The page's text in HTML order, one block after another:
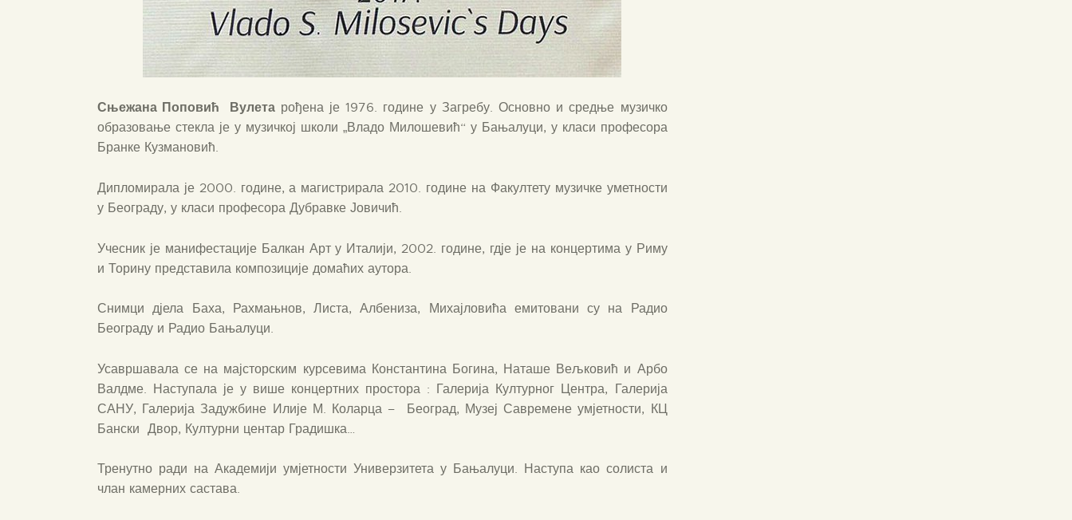
Сњежана Поповић Вулетарођена је 1976. године у Загребу. Основно и средње музичко
образовање стекла је у музичкој школи „Владо Милошевић“ у Бањалуци, у класи професора
Бранке Кузмановић.
Дипломирала је 2000. године, а магистрирала 2010. године на Факултету музичке уметности
у Београду, у класи професора Дубравке Јовичић.
Учесник је манифестације Балкан Арт у Италији, 2002. године, гдје је на концертима у Риму
и Торину представила композиције домаћих аутора.
Снимци дјела Баха, Рахмањнов, Листа, Албениза, Михајловића емитовани су на Радио
Београду и Радио Бањалуци.
Усавршавала се на мајсторским курсевима Константина Богина, Наташе Вељковић и Арбо
Валдме. Наступала је у више концертних простора : Галерија Културног Центра, Галерија
САНУ, Галерија Задужбине Илије М. Коларца – Београд, Музеј Савремене умјетности, КЦ
Бански Двор, Културни центар Градишка…
Тренутно ради на Академији умјетности Универзитета у Бањалуци. Наступа као солиста и
члан камерних састава.